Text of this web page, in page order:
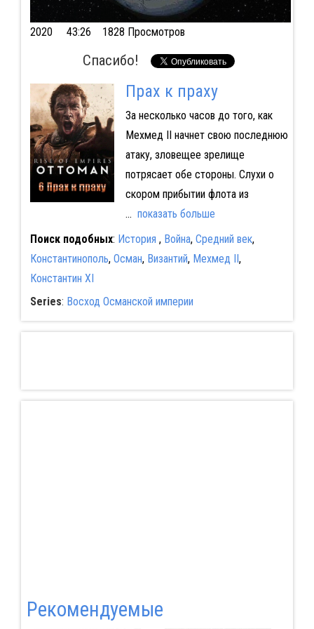
2020 43:26 1828 Просмотров
Спасибо!
Прах к праху
За несколько часов до того, как
Мехмед II начнет свою последнюю
атаку, зловещее зрелище
потрясает обе стороны. Слухи о
скором прибытии флота из
... показать больше
Поиск подобных: История , Война, Средний век,
Константинополь, Осман, Византий, Мехмед II,
Константин XI
Series: Восход Османской империи
Pекомендуемые